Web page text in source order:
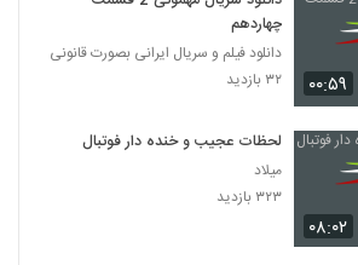
۰۰:۵۹
چهاردهم
دانلود فیلم و سریال ایرانی بصورت قانونی
۳۲ بازدید
۰۸:۰۲
لحظات عجیب و خنده دار فوتبال
میلاد
۳۲۳ بازدید